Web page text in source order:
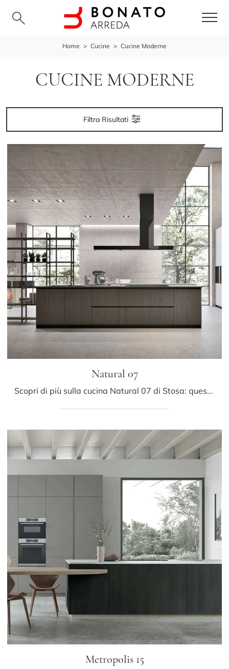
Home > Cucine > Cucine Moderne
CUCINE MODERNE
Filtra Risultati
Natural 07
Scopri di più sulla cucina Natural 07 di Stosa: questa soluzione in laccato opaco sarà la scelta ideale per te!
Metropolis 15